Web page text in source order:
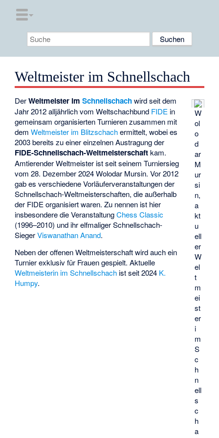
Weltmeister im Schnellschach
W
ol
o
d
ar
M
ur
si
n,
a
kt
u
ell
er
W
el
t
m
ei
st
er
i
m
S
c
h
n
ell
s
c
h
a
DerWeltmeister imSchnellschachwird seit dem
Jahr 2012 alljährlich vom Weltschachbund FIDE in
gemeinsam organisierten Turnieren zusammen mit
demWeltmeister im Blitzschachermittelt, wobei es
2003 bereits zu einer einzelnen Austragung der
FIDE-Schnellschach-Weltmeisterschaftkam.
Amtierender Weltmeister ist seit seinem Turniersieg
vom 28. Dezember 2024Wolodar Mursin. Vor 2012
gab es verschiedene Vorläuferveranstaltungen der
Schnellschach-Weltmeisterschaften, die außerhalb
der FIDE organisiert waren. Zu nennen ist hier
insbesondere die VeranstaltungChess Classic
(1996–2010) und ihr elfmaliger Schnellschach-
SiegerViswanathan Anand.
Neben der offenen Weltmeisterschaft wird auch ein
Turnier exklusiv für Frauen gespielt. Aktuelle
Weltmeisterin im Schnellschach ist seit 2024 K.
Humpy.